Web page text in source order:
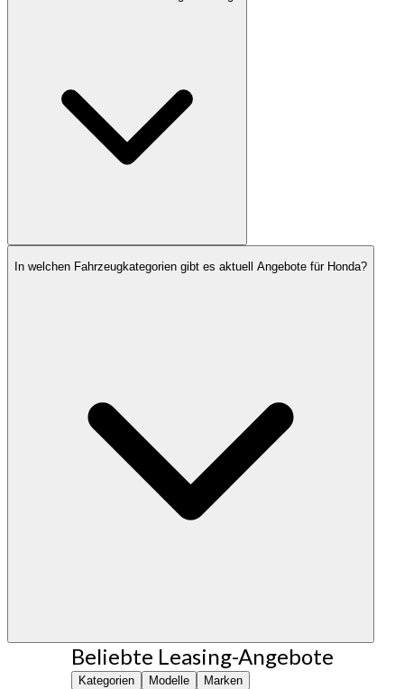
In welchen Fahrzeugkategorien gibt es aktuell Angebote für Honda?
Beliebte Leasing-Angebote
Kategorien Modelle Marken